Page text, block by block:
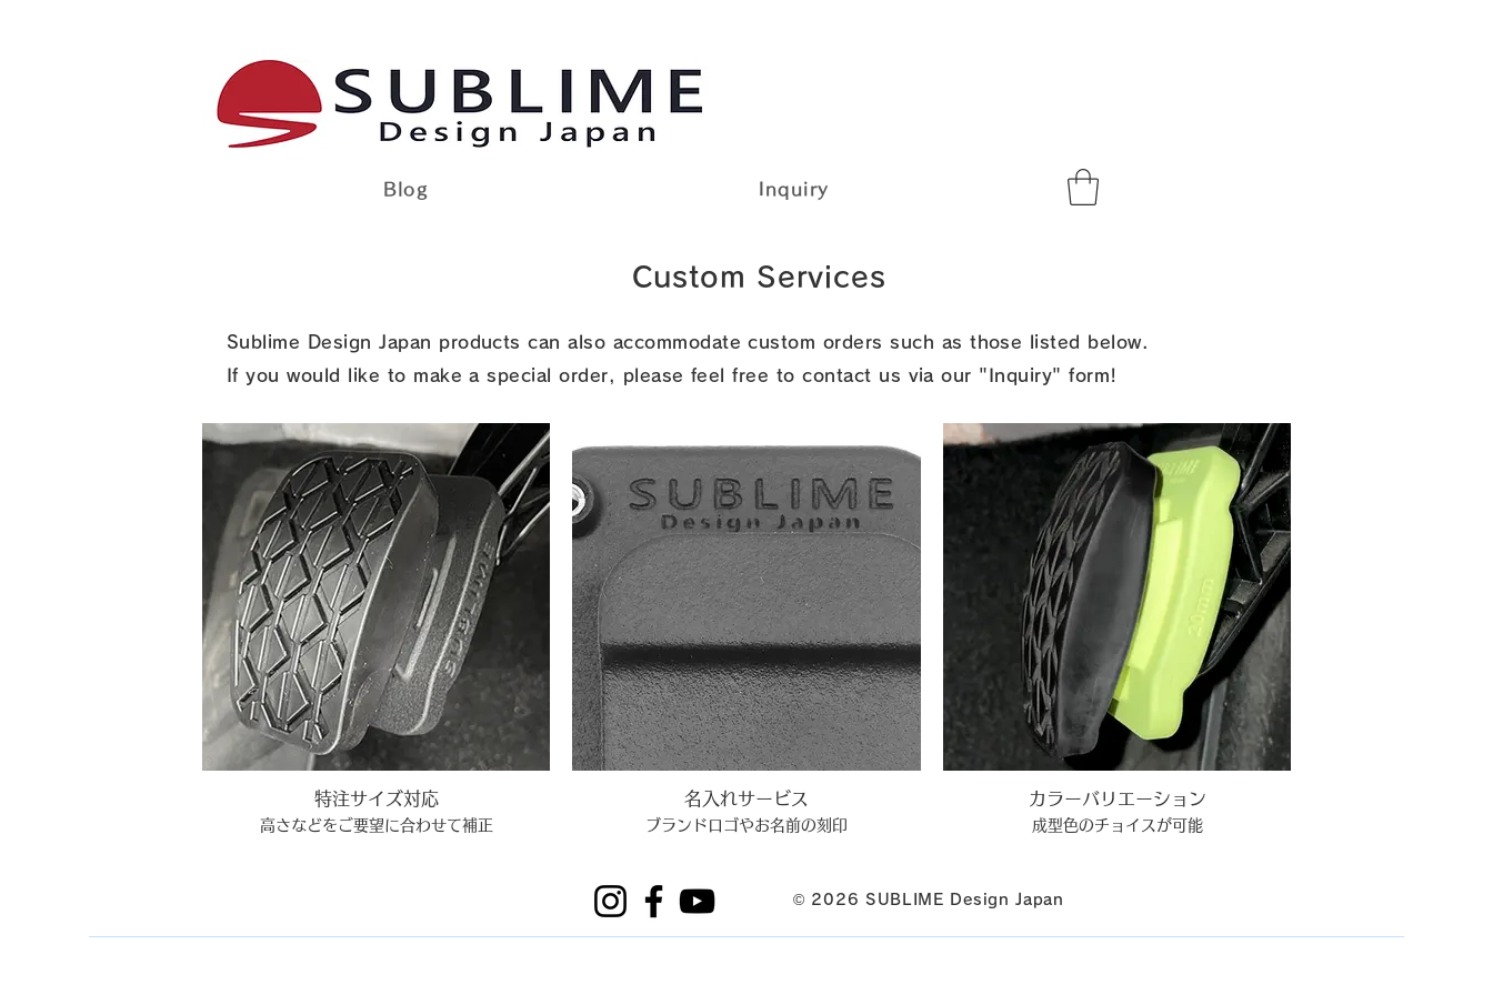
Blog Inquiry
Custom Services
Sublime Design Japan products can also accommodate custom orders such as those listed below.
If you would like to make a special order, please feel free to contact us via our "Inquiry" form!
特注サイズ対応
高さなどをご要望に合わせて補正
名入れサービス
ブランドロゴやお名前の刻印
カラーバリエーション
成型色のチョイスが可能
© 2026 SUBLIME Design Japan